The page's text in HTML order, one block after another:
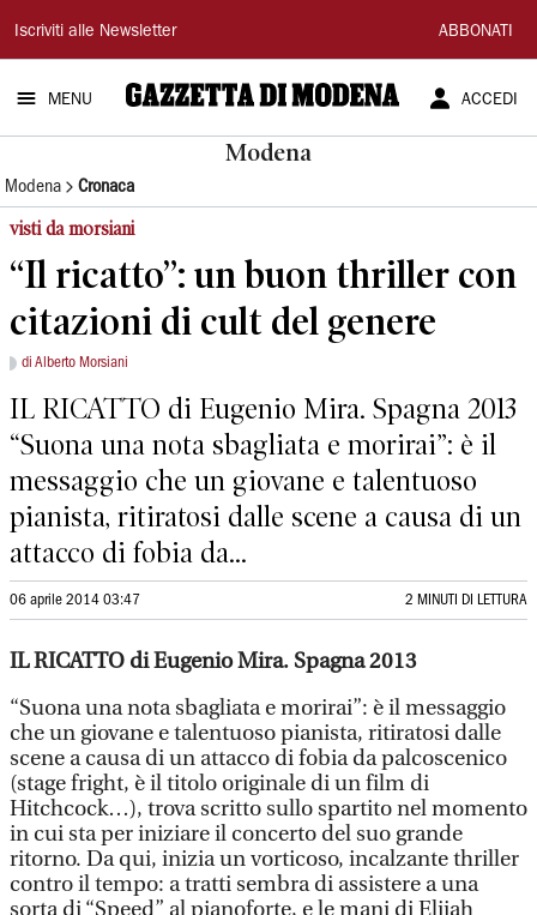
Gazzetta
di
Modena
Iscriviti alle Newsletter ABBONATI
MENU ACCEDI
Modena
Modena Cronaca
visti da morsiani
“Il ricatto”: un buon thriller con
citazioni di cult del genere
di Alberto Morsiani
IL RICATTO di Eugenio Mira. Spagna 2013
“Suona una nota sbagliata e morirai”: è il
messaggio che un giovane e talentuoso
pianista, ritiratosi dalle scene a causa di un
attacco di fobia da...
06 aprile 2014 03:47 2 MINUTI DI LETTURA
IL RICATTO di Eugenio Mira. Spagna 2013
“Suona una nota sbagliata e morirai”: è il messaggio
che un giovane e talentuoso pianista, ritiratosi dalle
scene a causa di un attacco di fobia da palcoscenico
(stage fright, è il titolo originale di un film di
Hitchcock…), trova scritto sullo spartito nel momento
in cui sta per iniziare il concerto del suo grande
ritorno. Da qui, inizia un vorticoso, incalzante thriller
contro il tempo: a tratti sembra di assistere a una
sorta di “Speed” al pianoforte, e le mani di Elijah